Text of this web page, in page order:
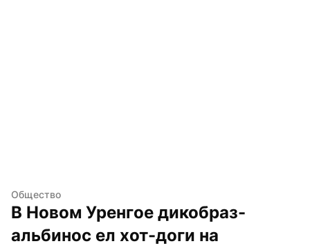
Общество
В Новом Уренгое дикобраз-
альбинос ел хот-доги на